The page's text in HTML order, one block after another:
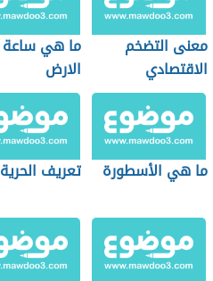
معنى التضخم
الاقتصادي
ما هي ساعة
الارض
ما هي الأسطورة تعريف الحرية